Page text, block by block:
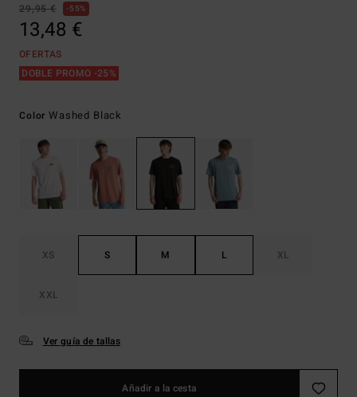
29,95 €
55%
13,48 €
OFERTAS
DOBLE PROMO -25%
ColorWashed Black
XS S M L XL
XXL
Ver guía de tallas
Añadir a la cesta